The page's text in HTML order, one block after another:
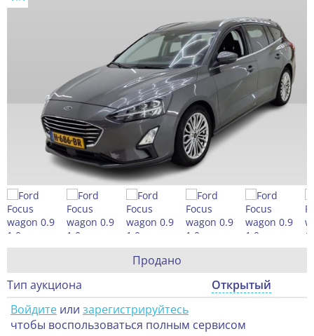
Продано
Тип аукциона
Открытый
Войдите или зарегистрируйтесь
чтобы воспользоваться полным сервисом